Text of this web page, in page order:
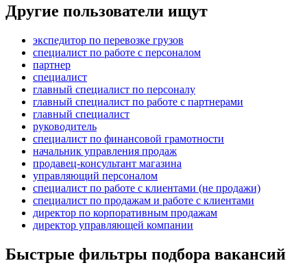
Другие пользователи ищут
экспедитор по перевозке грузов
специалист по работе с персоналом
партнер
специалист
главный специалист по персоналу
главный специалист по работе с партнерами
главный специалист
руководитель
специалист по финансовой грамотности
начальник управления продаж
продавец-консультант магазина
управляющий персоналом
специалист по работе с клиентами (не продажи)
специалист по продажам и работе с клиентами
директор по корпоративным продажам
директор управляющей компании
Быстрые фильтры подбора вакансий